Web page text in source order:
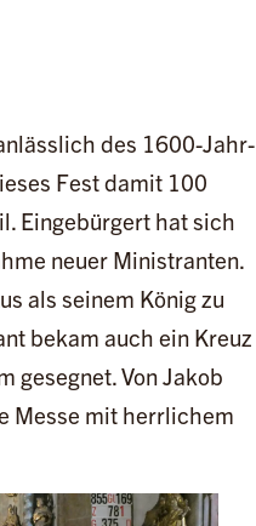
des 1600-Jahr-
Fest damit 100
Eingebürgert hat sich
neuer Ministranten.
als seinem König zu
bekam auch ein Kreuz
gesegnet. Von Jakob
Messe mit herrlichem